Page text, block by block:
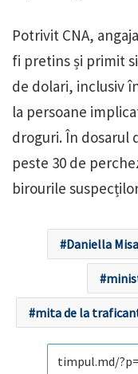
Potrivit CNA,
fi pretins și primit
de dolari, inclusiv
la persoane
droguri. În dosarul
peste 30 de
birourile
Daniella
mita de la